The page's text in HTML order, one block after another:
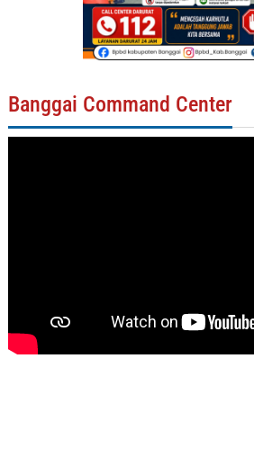
Banggai Command Center